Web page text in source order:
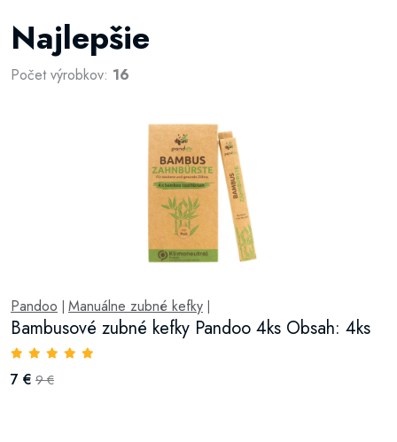
Najlepšie
Počet výrobkov: 16
Pandoo Manuálne zubné kefky
Bambusové zubné kefky Pandoo 4ks Obsah: 4ks
7 € 9 €